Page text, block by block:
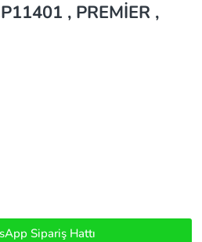
, PREMİER ,
Sipariş Hattı